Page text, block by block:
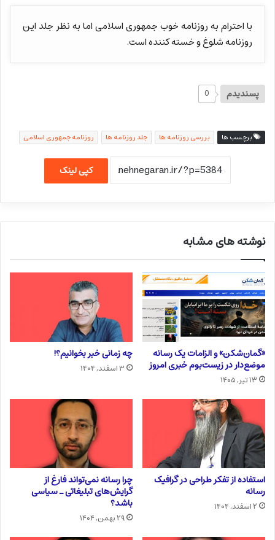
با احترام به روزنامه خوب جمهوری اسلامی اما به نظر جلد این
روزنامه شلوغ و خسته کننده است.
پسندیدم 0
برچسب ها بررسی روزنامه ها جلد روزنامه ها روزنامه جمهوری اسلامی
کپی لینک
نوشته های مشابه
«گمان‌شکن» و الزامات یک رسانه
موضع‌دار در زیست‌بوم خبری امروز
۱۳ تیر, ۱۴۰۵
چه زمانی خبر بخوانیم؟!
۳ اسفند, ۱۴۰۴
استفاده از تفکر طراحی در گرافیک
رسانه
۲ اسفند, ۱۴۰۴
چرا رسانه نمی‌تواند فارغ از
گرایش‌های تبلیغاتی ـ سیاسی
باشد؟
۲۹ بهمن, ۱۴۰۴